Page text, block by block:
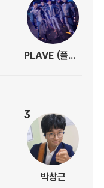
PLAVE (플레이브)
3
박창근